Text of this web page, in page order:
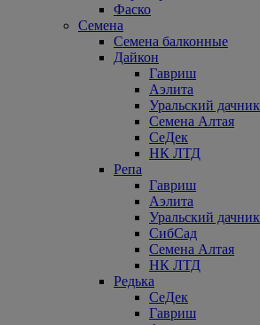
Фаско
Семена
Семена балконные
Дайкон
Гавриш
Аэлита
Уральский дачник
Семена Алтая
СеДек
НК ЛТД
Репа
Гавриш
Аэлита
Уральский дачник
СибСад
Семена Алтая
НК ЛТД
Редька
СеДек
Гавриш